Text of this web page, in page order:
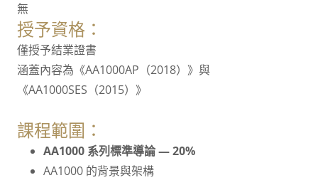
無
授予資格：
僅授予結業證書
涵蓋內容為《AA1000AP（2018）》與
《AA1000SES（2015）》
課程範圍：
AA1000 系列標準導論 — 20%
AA1000 的背景與架構